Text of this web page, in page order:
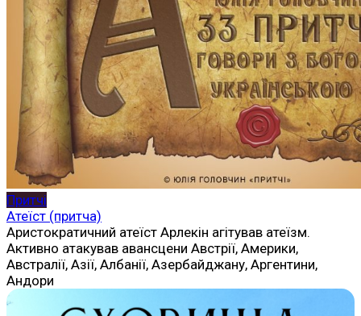
Притчі
Атеїст (притча)
Аристократичний атеїст Арлекін агітував атеїзм.
Активно атакував авансцени Австрії, Америки,
Австралії, Азії, Албанії, Азербайджану, Аргентини,
Андори